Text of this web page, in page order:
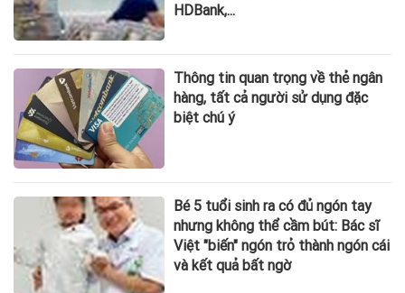
HDBank,...
Thông tin quan trọng về thẻ ngân
hàng, tất cả người sử dụng đặc
biệt chú ý
Bé 5 tuổi sinh ra có đủ ngón tay
nhưng không thể cầm bút: Bác sĩ
Việt "biến" ngón trỏ thành ngón cái
và kết quả bất ngờ